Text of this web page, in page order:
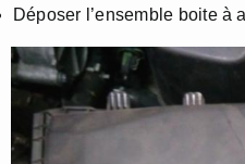
Déposer l’ensemble boite à